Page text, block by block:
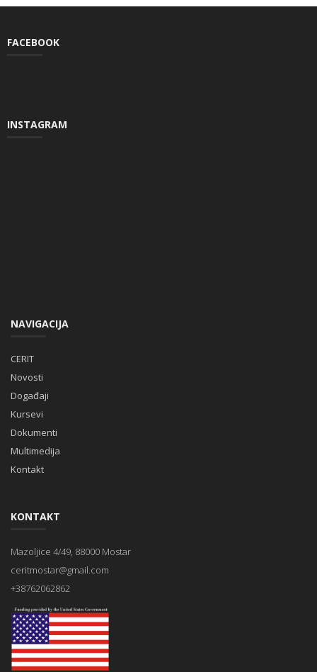
FACEBOOK
INSTAGRAM
NAVIGACIJA
CERIT
Novosti
Događaji
Kursevi
Dokumenti
Multimedija
Kontakt
KONTAKT
Mazoljice 4/49, 88000 Mostar
ceritmostar@gmail.com
+38762062862